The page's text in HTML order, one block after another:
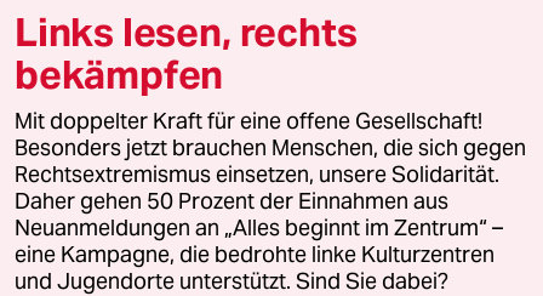
© 2026 taz Verlags und Vertriebs GmbH
Alle Rechte vorbehalten. Bei rechtlichen Fragen oder für Genehmigungen
wenden Sie sich bitte an
lizenzen@taz.de
Feedback Redaktionsstatut Kommune-Richtlinien
Leitlinie Informant Datenschutz Impressum AGB
Links lesen, rechts
bekämpfen
Mit doppelter Kraft für eine offene Gesellschaft!
Besonders jetzt brauchen Menschen, die sich gegen
Rechtsextremismus einsetzen, unsere Solidarität.
Daher gehen 50 Prozent der Einnahmen aus
Neuanmeldungen an „Alles beginnt im Zentrum“ –
eine Kampagne, die bedrohte linke Kulturzentren
und Jugendorte unterstützt. Sind Sie dabei?